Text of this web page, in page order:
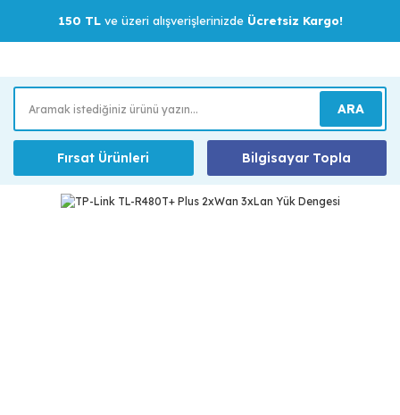
150 TLve üzeri alışverişlerinizde Ücretsiz Kargo!
ARA
Fırsat Ürünleri Bilgisayar Topla